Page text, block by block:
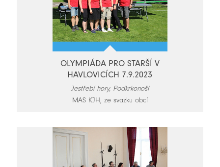
OLYMPIÁDA PRO STARŠÍ V
HAVLOVICÍCH 7.9.2023
Jestřebí hory, Podkrkonoší
MAS KJH, ze svazku obcí